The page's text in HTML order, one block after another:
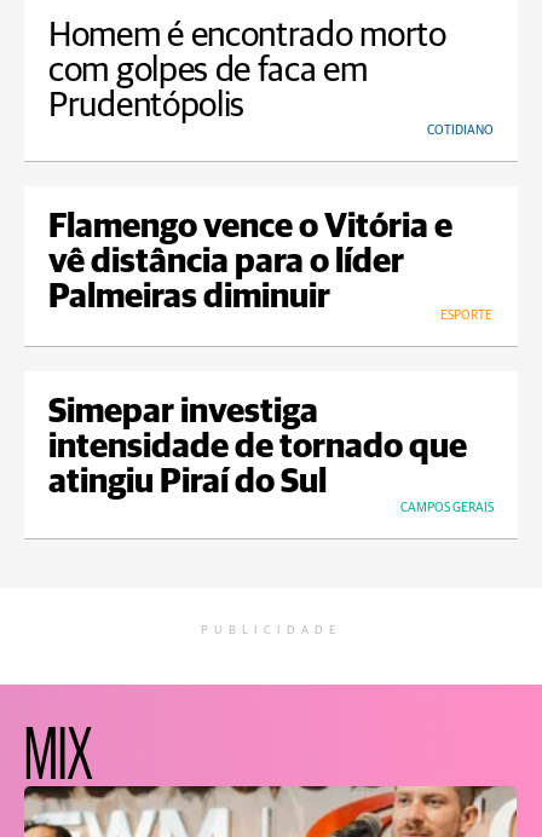
Homem é encontrado morto
com golpes de faca em
Prudentópolis
COTIDIANO
Flamengo vence o Vitória e
vê distância para o líder
Palmeiras diminuir
ESPORTE
Simepar investiga
intensidade de tornado que
atingiu Piraí do Sul
CAMPOS GERAIS
PUBLICIDADE
MIX